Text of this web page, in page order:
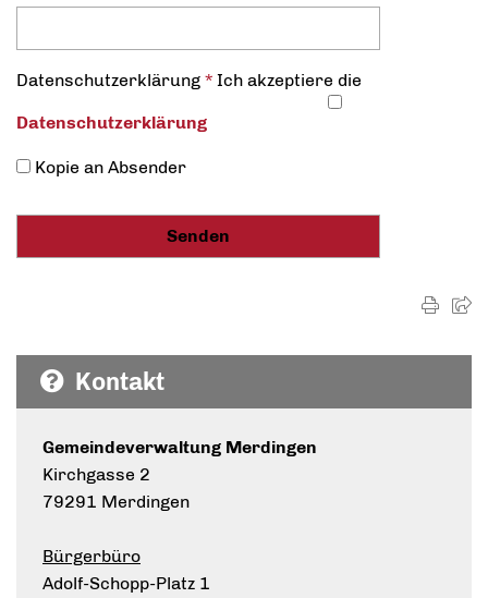
Datenschutz­erklärung * Ich akzeptiere die
Datenschutz­erklärung
Kopie an Absender
Kontakt
Gemeindeverwaltung Merdingen
Kirchgasse 2
79291 Merdingen
Bürgerbüro
Adolf-Schopp-Platz 1